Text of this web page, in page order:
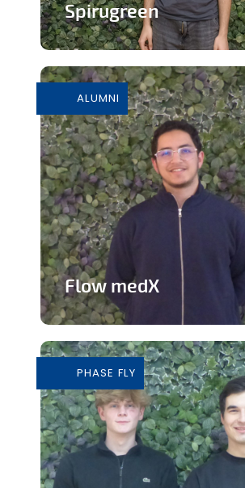
Spirugreen
En savoir plus
ALUMNI
Flow medX
concours de médecine
En savoir plus
PHASE FLY